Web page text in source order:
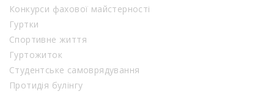
Конкурси фахової майстерності
Гуртки
Спортивне життя
Гуртожиток
Студентське самоврядування
Протидія булінгу